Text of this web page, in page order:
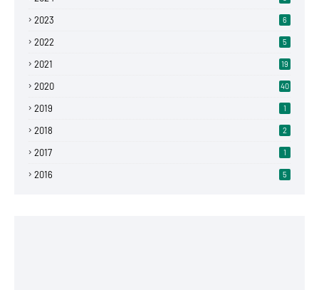
2023 6
2022 5
2021 19
2020 40
2019 1
2018 2
2017 1
2016 5